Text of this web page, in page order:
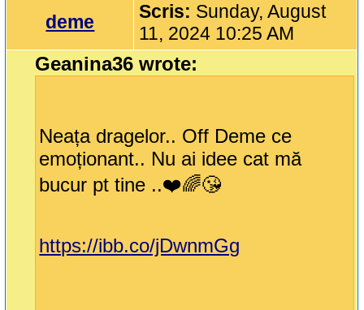
deme Scris: Sunday, August
11, 2024 10:25 AM
Geanina36 wrote:
Neața dragelor.. Off Deme ce
emoționant.. Nu ai idee cat mă
bucur pt tine ..❤️🌈😘
https://ibb.co/jDwnmGg